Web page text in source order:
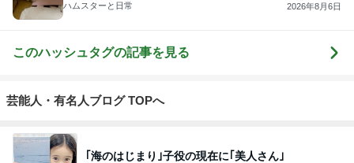
ハムスターと日常 2026年8月6日
このハッシュタグの記事を見る
芸能人・有名人ブログ TOPへ
｢海のはじまり｣子役の現在に｢美人さん｣